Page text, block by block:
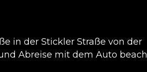
in der Stickler Straße von der
Abreise mit dem Auto